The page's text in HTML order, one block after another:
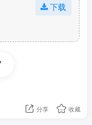
下载
分享 收藏